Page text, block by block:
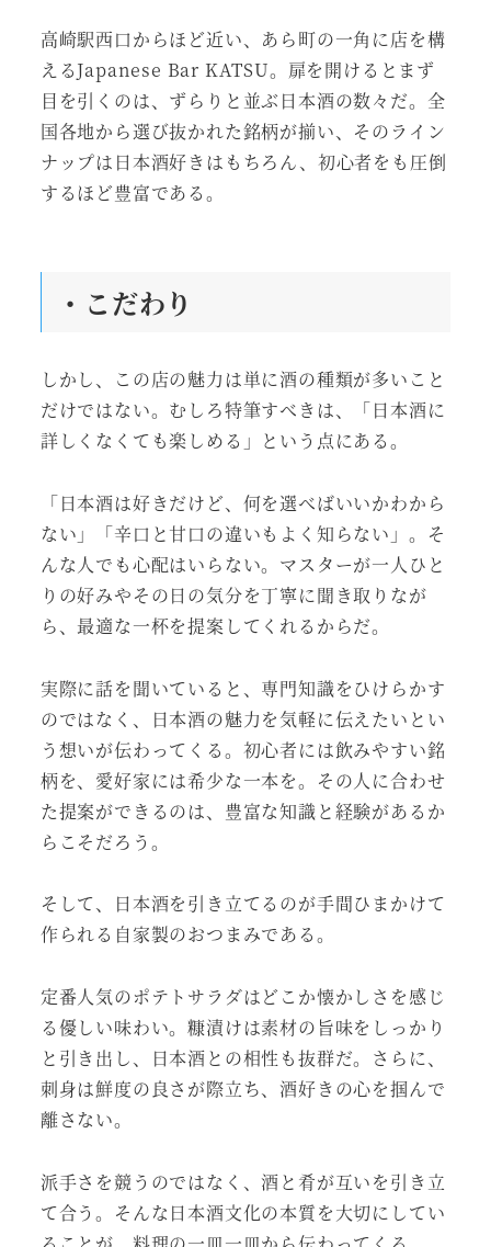
高崎駅西口からほど近い、あら町の一角に店を構
えるJapanese Bar KATSU。扉を開けるとまず
目を引くのは、ずらりと並ぶ日本酒の数々だ。全
国各地から選び抜かれた銘柄が揃い、そのライン
ナップは日本酒好きはもちろん、初心者をも圧倒
するほど豊富である。
・こだわり
しかし、この店の魅力は単に酒の種類が多いこと
だけではない。むしろ特筆すべきは、「日本酒に
詳しくなくても楽しめる」という点にある。
「日本酒は好きだけど、何を選べばいいかわから
ない」「辛口と甘口の違いもよく知らない」。そ
んな人でも心配はいらない。マスターが一人ひと
りの好みやその日の気分を丁寧に聞き取りなが
ら、最適な一杯を提案してくれるからだ。
実際に話を聞いていると、専門知識をひけらかす
のではなく、日本酒の魅力を気軽に伝えたいとい
う想いが伝わってくる。初心者には飲みやすい銘
柄を、愛好家には希少な一本を。その人に合わせ
た提案ができるのは、豊富な知識と経験があるか
らこそだろう。
そして、日本酒を引き立てるのが手間ひまかけて
作られる自家製のおつまみである。
定番人気のポテトサラダはどこか懐かしさを感じ
る優しい味わい。糠漬けは素材の旨味をしっかり
と引き出し、日本酒との相性も抜群だ。さらに、
刺身は鮮度の良さが際立ち、酒好きの心を掴んで
離さない。
派手さを競うのではなく、酒と肴が互いを引き立
て合う。そんな日本酒文化の本質を大切にしてい